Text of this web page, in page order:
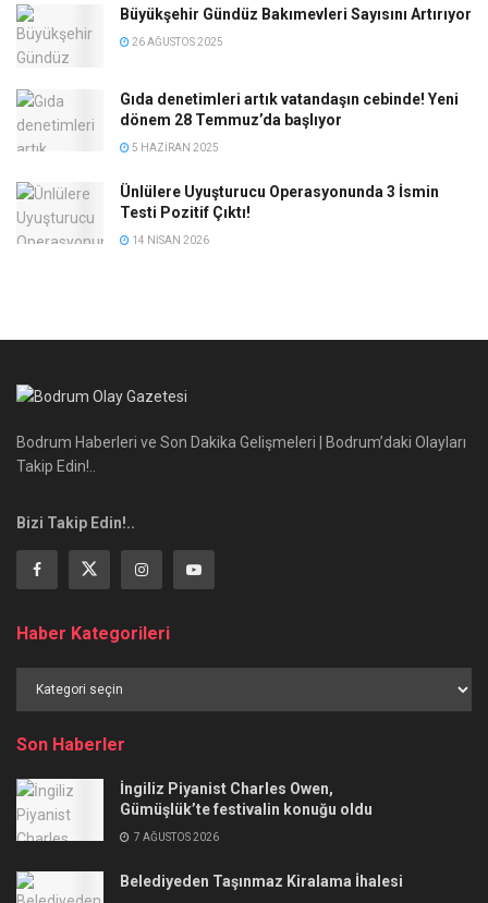
Büyükşehir Gündüz Bakımevleri Sayısını Artırıyor
26 AĞUSTOS 2025
Gıda denetimleri artık vatandaşın cebinde! Yeni
dönem 28 Temmuz’da başlıyor
5 HAZIRAN 2025
Ünlülere Uyuşturucu Operasyonunda 3 İsmin
Testi Pozitif Çıktı!
14 NISAN 2026
Bodrum Haberleri ve Son Dakika Gelişmeleri | Bodrum’daki Olayları
Takip Edin!..
Bizi Takip Edin!..
Haber Kategorileri
Kategorileri
Son Haberler
İngiliz Piyanist Charles Owen,
Gümüşlük’te festivalin konuğu oldu
7 AĞUSTOS 2026
Belediyeden Taşınmaz Kiralama İhalesi